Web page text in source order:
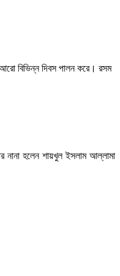
বিভিন্ন দিবস পালন করে। রসম
নানা হলেন শায়খুল ইসলাম আল্লামা